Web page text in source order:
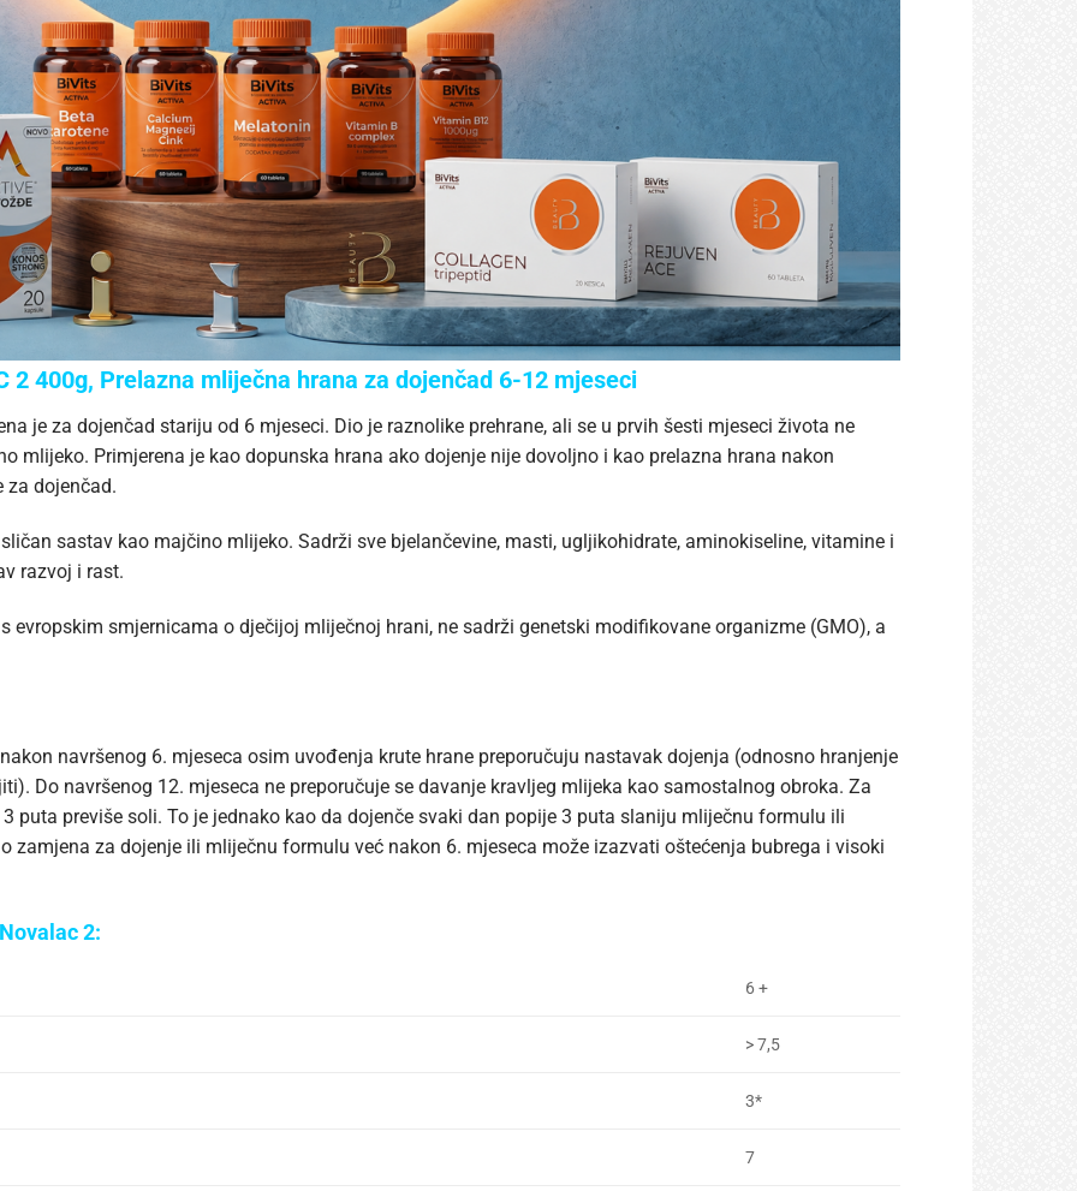
2 400g, Prelazna mliječna hrana za dojenčad 6-12 mjeseci
je za dojenčad stariju od 6 mjeseci. Dio je raznolike prehrane, ali se u prvih šesti mjeseci života ne
mlijeko. Primjerena je kao dopunska hrana ako dojenje nije dovoljno i kao prelazna hrana nakon
za dojenčad.
sastav kao majčino mlijeko. Sadrži sve bjelančevine, masti, ugljikohidrate, aminokiseline, vitamine i
razvoj i rast.
evropskim smjernicama o dječijoj mliječnoj hrani, ne sadrži genetski modifikovane organizme (GMO), a
navršenog 6. mjeseca osim uvođenja krute hrane preporučuju nastavak dojenja (odnosno hranjenje
Do navršenog 12. mjeseca ne preporučuje se davanje kravljeg mlijeka kao samostalnog obroka. Za
puta previše soli. To je jednako kao da dojenče svaki dan popije 3 puta slaniju mliječnu formulu ili
zamjena za dojenje ili mliječnu formulu već nakon 6. mjeseca može izazvati oštećenja bubrega i visoki
2:
6 +
> 7,5
3*
7